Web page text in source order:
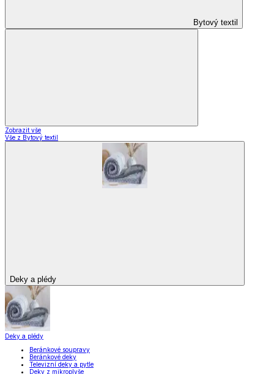
Bytový textil
Zobrazit vše
Vše z Bytový textil
Deky a plédy
Deky a plédy
Beránkové soupravy
Beránkové deky
Televizní deky a pytle
Deky z mikroplyše